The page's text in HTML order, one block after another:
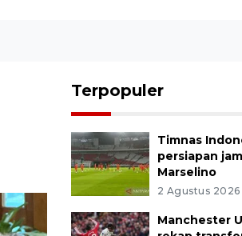
Terpopuler
Timnas
persiapan
Marselino
2 Agustus 2026
Manchester